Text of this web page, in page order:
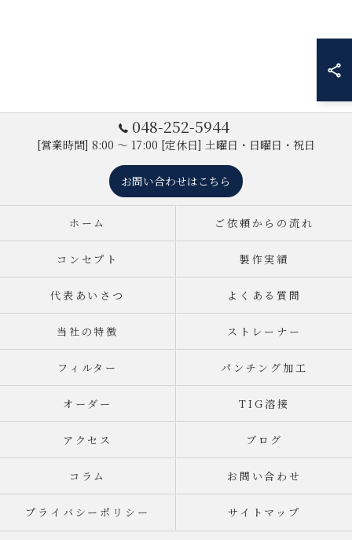
048-252-5944
[営業時間] 8:00 ～ 17:00 [定休日] 土曜日・日曜日・祝日
お問い合わせはこちら
ホーム ご依頼からの流れ
コンセプト 製作実績
代表あいさつ よくある質問
当社の特徴 ストレーナー
フィルター パンチング加工
オーダー TIG溶接
アクセス ブログ
コラム お問い合わせ
プライバシーポリシー サイトマップ